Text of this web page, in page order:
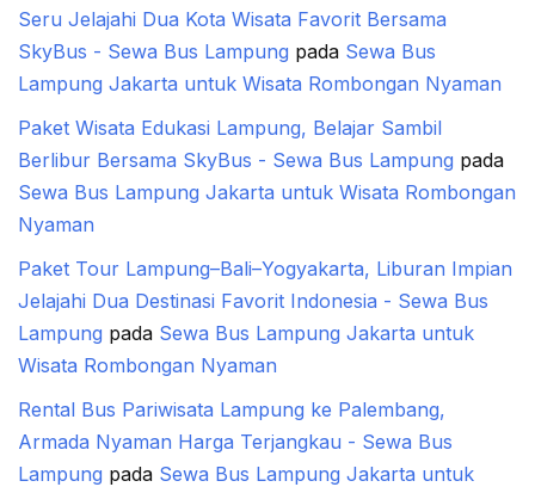
Seru Jelajahi Dua Kota Wisata Favorit Bersama
SkyBus - Sewa Bus Lampung pada Sewa Bus
Lampung Jakarta untuk Wisata Rombongan Nyaman
Paket Wisata Edukasi Lampung, Belajar Sambil
Berlibur Bersama SkyBus - Sewa Bus Lampung pada
Sewa Bus Lampung Jakarta untuk Wisata Rombongan
Nyaman
Paket Tour Lampung–Bali–Yogyakarta, Liburan Impian
Jelajahi Dua Destinasi Favorit Indonesia - Sewa Bus
Lampung pada Sewa Bus Lampung Jakarta untuk
Wisata Rombongan Nyaman
Rental Bus Pariwisata Lampung ke Palembang,
Armada Nyaman Harga Terjangkau - Sewa Bus
Lampung pada Sewa Bus Lampung Jakarta untuk